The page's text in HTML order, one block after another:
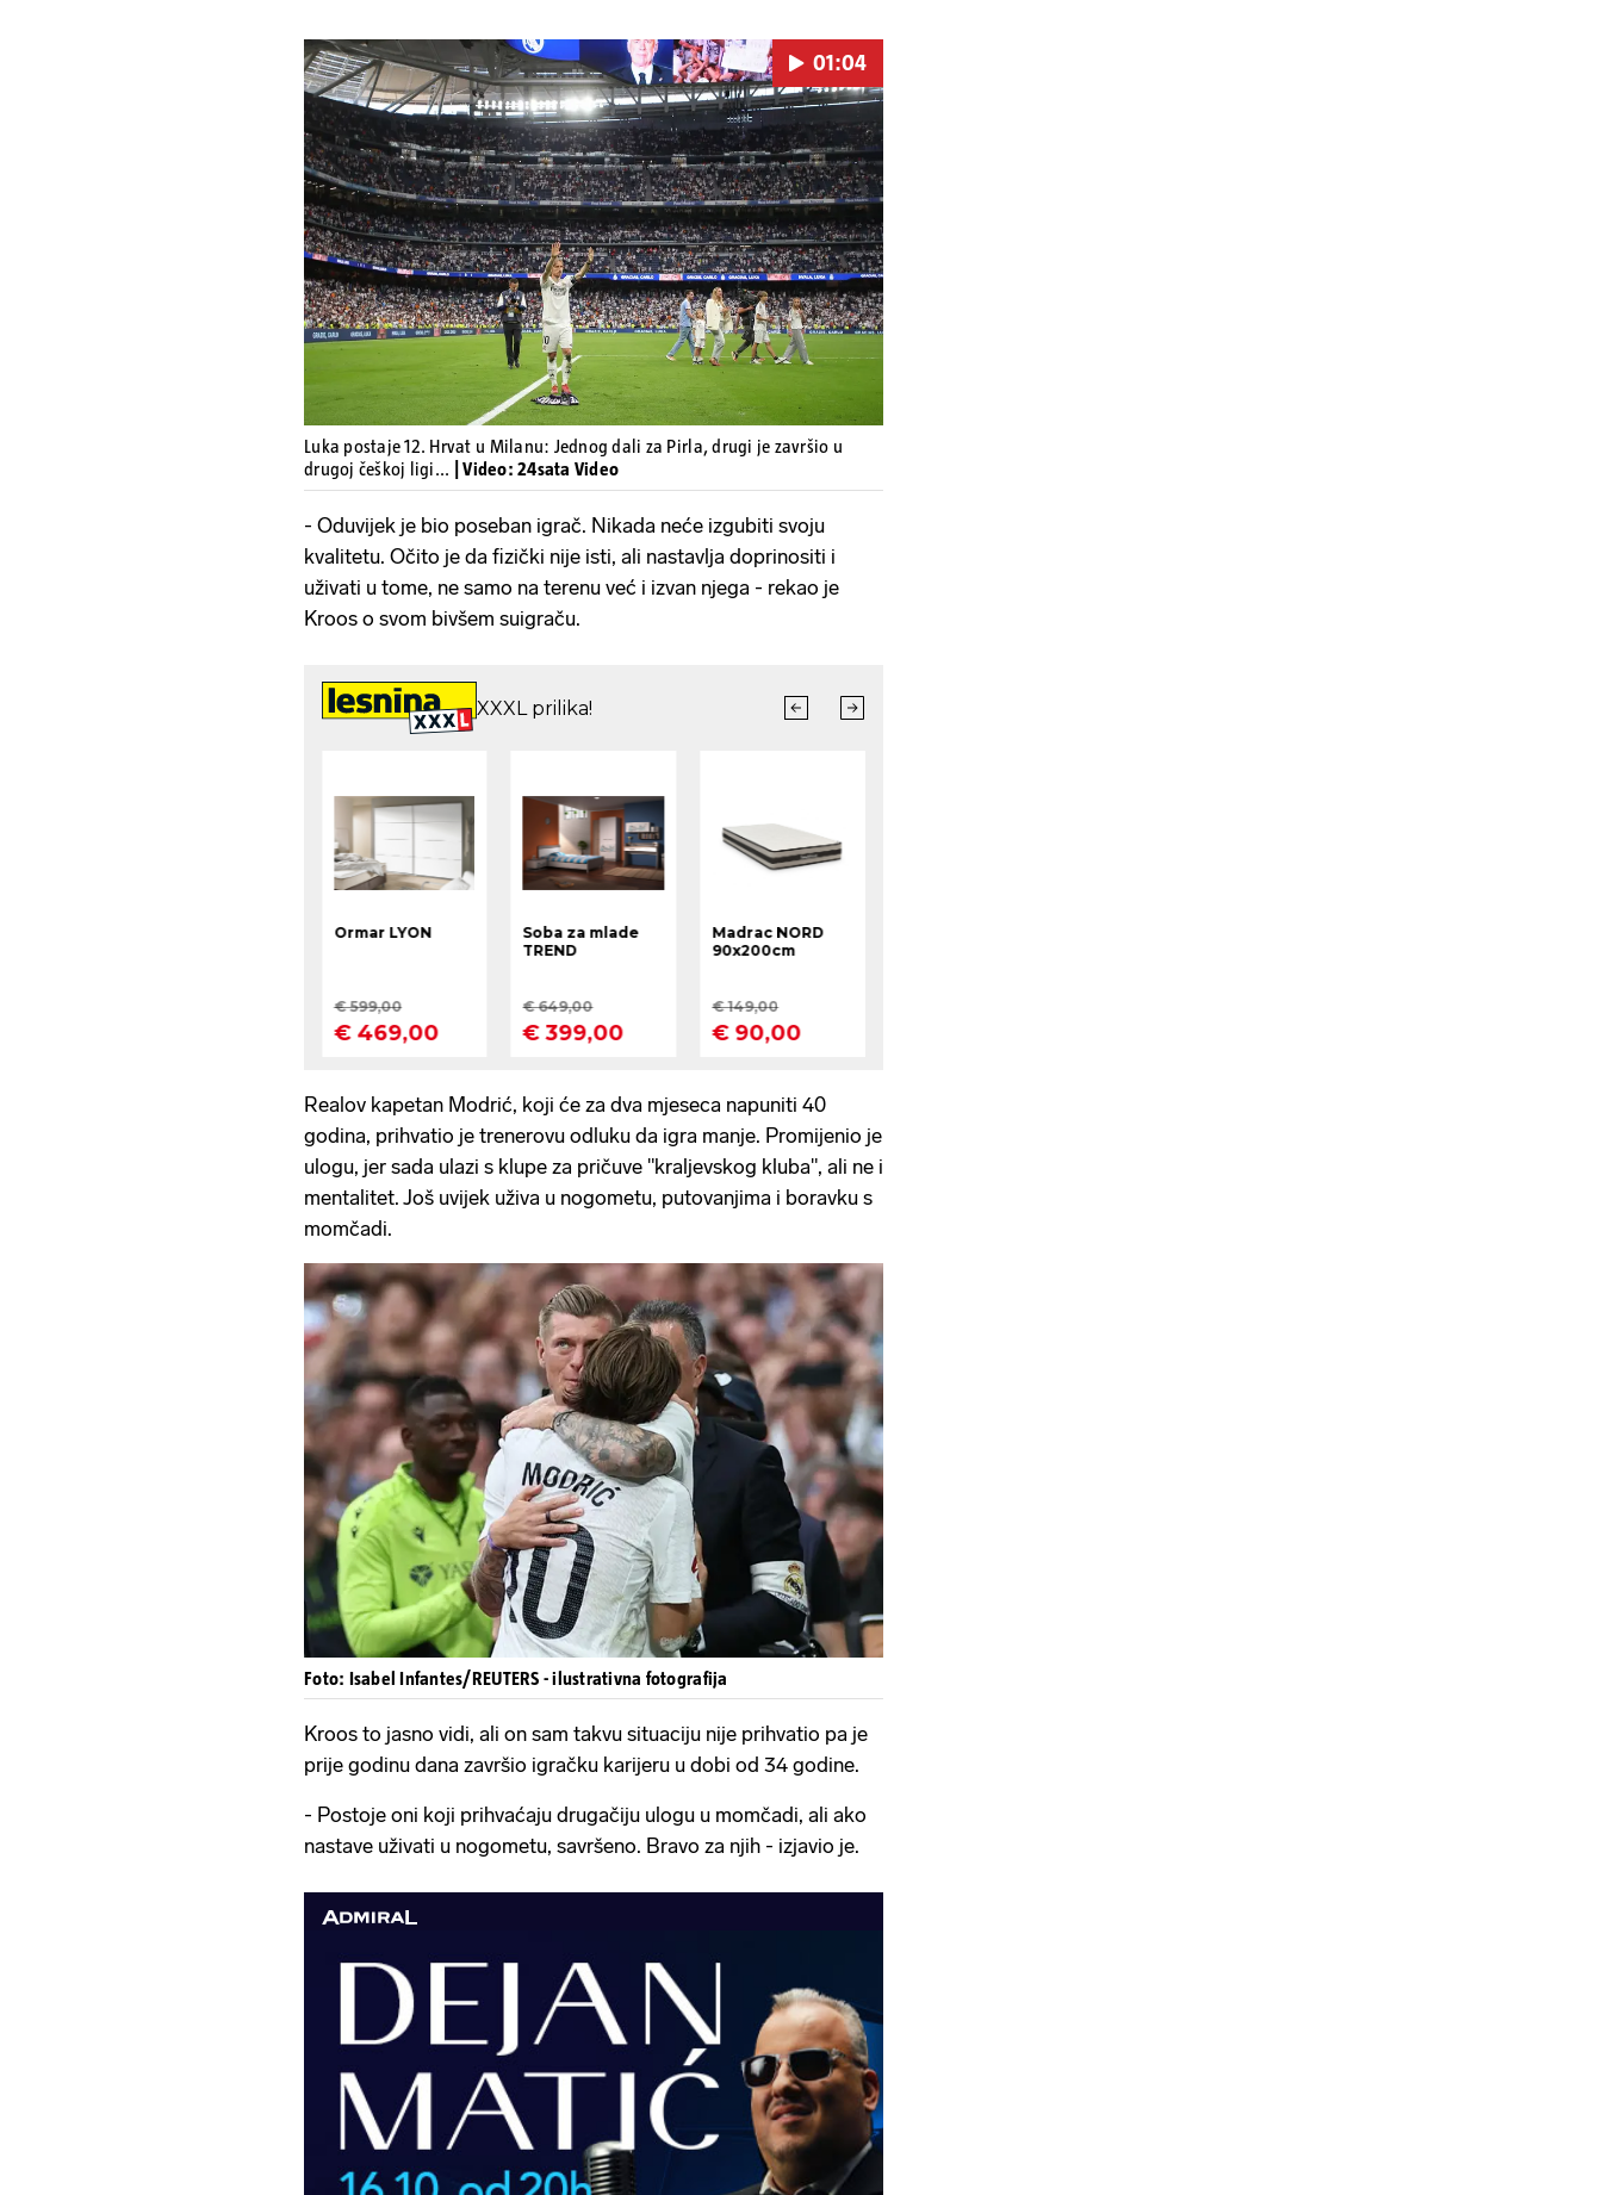
Pokretanje videa...
01:04
Luka postaje 12. Hrvat u Milanu: Jednog dali za Pirla, drugi je završio u
drugoj češkoj ligi...
| Video: 24sata Video
- Oduvijek je bio poseban igrač. Nikada neće izgubiti svoju
kvalitetu. Očito je da fizički nije isti, ali nastavlja doprinositi i
uživati ​​u tome, ne samo na terenu već i izvan njega - rekao je
Kroos o svom bivšem suigraču.
Realov kapetan Modrić, koji će za dva mjeseca napuniti 40
godina, prihvatio je trenerovu odluku da igra manje. Promijenio je
ulogu, jer sada ulazi s klupe za pričuve "kraljevskog kluba", ali ne i
mentalitet. Još uvijek uživa u nogometu, putovanjima i boravku s
momčadi.
Foto: Isabel Infantes/REUTERS - ilustrativna fotografija
Kroos to jasno vidi, ali on sam takvu situaciju nije prihvatio pa je
prije godinu dana završio igračku karijeru u dobi od 34 godine.
- Postoje oni koji prihvaćaju drugačiju ulogu u momčadi, ali ako
nastave uživati ​​u nogometu, savršeno. Bravo za njih - izjavio je.